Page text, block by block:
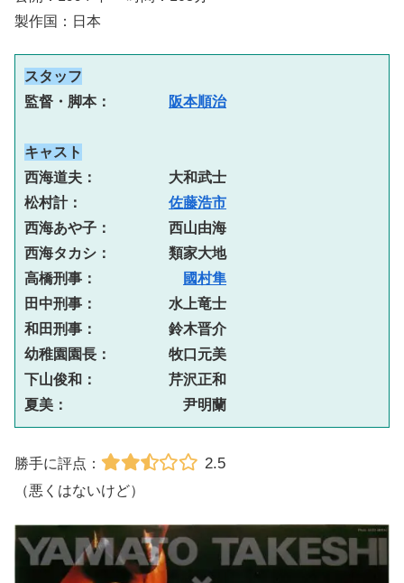
製作国：日本
スタッフ
監督・脚本：
阪本順治
キャスト
西海道夫：　　　　　大和武士
松村計： 佐藤浩市
西海あや子：　　　　西山由海
西海タカシ：　　　　類家大地
高橋刑事：
國村隼
田中刑事：　　　　　水上竜士
和田刑事：　　　　　鈴木晋介
幼稚園園長：　　　　牧口元美
下山俊和：　　　　　芹沢正和
夏美：　　　　　　　　尹明蘭
勝手に評点： 2.5
（悪くはないけど）